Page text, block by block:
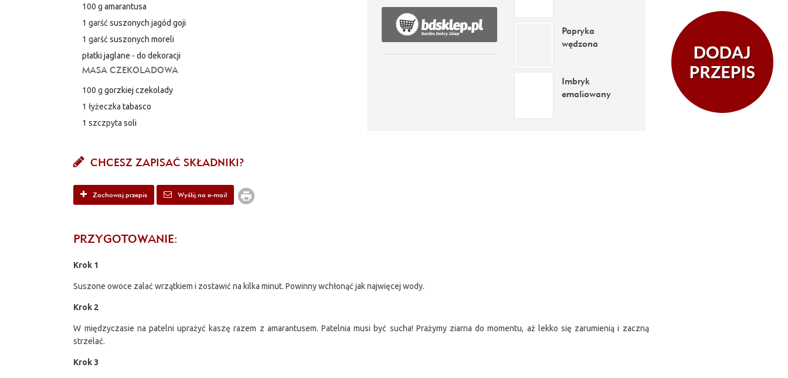
100 g amarantusa
1 garść suszonych jagód goji
1 garść suszonych moreli
płatki jaglane - do dekoracji
MASA CZEKOLADOWA
100 g gorzkiej czekolady
1 łyżeczka tabasco
1 szczpyta soli
Papryka
wędzona
Imbryk
emaliowany
CHCESZ ZAPISAĆ SKŁADNIKI?
Zachowaj przepis Wyślij na e-mail
PRZYGOTOWANIE:
Krok 1
Suszone owoce zalać wrzątkiem i zostawić na kilka minut. Powinny wchłonąć jak najwięcej wody.
Krok 2
W międzyczasie na patelni uprażyć kaszę razem z amarantusem. Patelnia musi być sucha! Prażymy ziarna do momentu, aż lekko się zarumienią i zaczną
strzelać.
Krok 3